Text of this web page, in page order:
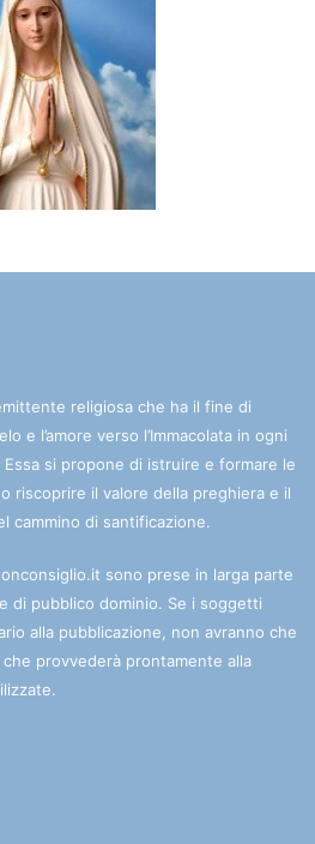
religiosa che ha il fine di
e l’amore verso l’Immacolata in ogni
si propone di istruire e formare le
riscoprire il valore della preghiera e il
cammino di santificazione.
sono prese in larga parte
di pubblico dominio. Se i soggetti
alla pubblicazione, non avranno che
provvederà prontamente alla